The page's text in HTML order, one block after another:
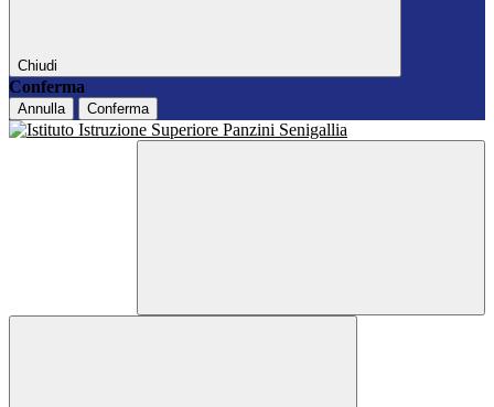
Chiudi
Conferma
Annulla Conferma